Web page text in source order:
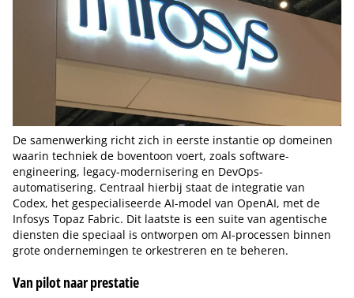
De samenwerking richt zich in eerste instantie op domeinen
waarin techniek de boventoon voert, zoals software-
engineering, legacy-modernisering en DevOps-
automatisering. Centraal hierbij staat de integratie van
Codex, het gespecialiseerde AI-model van OpenAI, met de
Infosys Topaz Fabric. Dit laatste is een suite van agentische
diensten die speciaal is ontworpen om AI-processen binnen
grote ondernemingen te orkestreren en te beheren.
Van pilot naar prestatie